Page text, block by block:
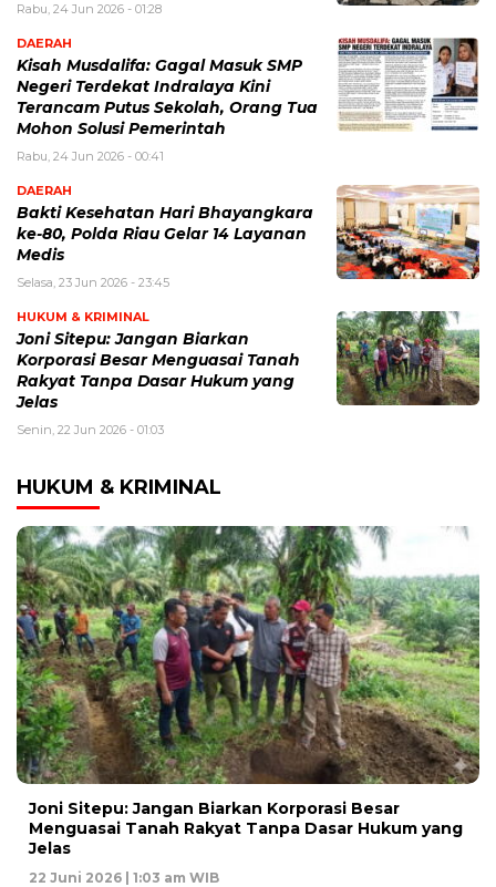
Rabu, 24 Jun 2026 - 01:28
DAERAH
Kisah Musdalifa: Gagal Masuk SMP
Negeri Terdekat Indralaya Kini
Terancam Putus Sekolah, Orang Tua
Mohon Solusi Pemerintah
Rabu, 24 Jun 2026 - 00:41
DAERAH
Bakti Kesehatan Hari Bhayangkara
ke-80, Polda Riau Gelar 14 Layanan
Medis
Selasa, 23 Jun 2026 - 23:45
HUKUM & KRIMINAL
Joni Sitepu: Jangan Biarkan
Korporasi Besar Menguasai Tanah
Rakyat Tanpa Dasar Hukum yang
Jelas
Senin, 22 Jun 2026 - 01:03
HUKUM & KRIMINAL
Joni Sitepu: Jangan Biarkan Korporasi Besar
Menguasai Tanah Rakyat Tanpa Dasar Hukum yang
Jelas
22 Juni 2026 | 1:03 am WIB